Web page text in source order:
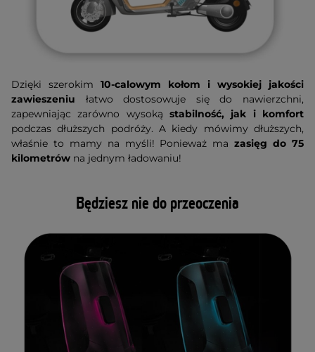
Dzięki szerokim 10-calowym kołom i wysokiej jakości
zawieszeniu łatwo dostosowuje się do nawierzchni,
zapewniając zarówno wysoką stabilność, jak i komfort
podczas dłuższych podróży. A kiedy mówimy dłuższych,
właśnie to mamy na myśli! Ponieważ mazasięg do 75
kilometrów na jednym ładowaniu!
Będziesz nie do przeoczenia